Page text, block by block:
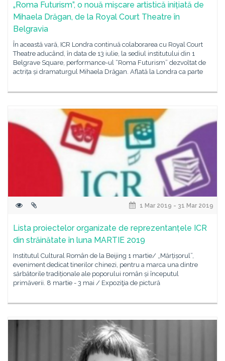
„Roma Futurism”, o nouă mișcare artistică inițiată de
Mihaela Drăgan, de la Royal Court Theatre în
Belgravia
În această vară, ICR Londra continuă colaborarea cu Royal Court
Theatre aducând, în data de 13 iulie, la sediul institutului din 1
Belgrave Square, performance-ul “Roma Futurism” dezvoltat de
actrița și dramaturgul Mihaela Drăgan. Aflată la Londra ca parte
1 Mar 2019 - 31 Mar 2019
Lista proiectelor organizate de reprezentanțele ICR
din străinătate în luna MARTIE 2019
Institutul Cultural Român de la Beijing 1 martie/ „Mărțișorul”,
eveniment dedicat tinerilor chinezi, pentru a marca una dintre
sărbătorile tradiționale ale poporului român și începutul
primăverii. 8 martie - 3 mai / Expoziţia de pictură